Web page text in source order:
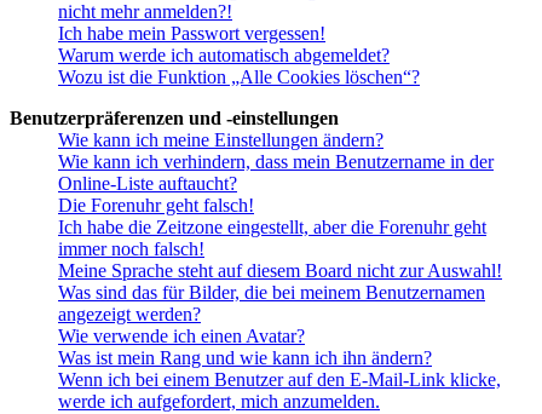
nicht mehr anmelden?!
Ich habe mein Passwort vergessen!
Warum werde ich automatisch abgemeldet?
Wozu ist die Funktion „Alle Cookies löschen“?
Benutzerpräferenzen und -einstellungen
Wie kann ich meine Einstellungen ändern?
Wie kann ich verhindern, dass mein Benutzername in der
Online-Liste auftaucht?
Die Forenuhr geht falsch!
Ich habe die Zeitzone eingestellt, aber die Forenuhr geht
immer noch falsch!
Meine Sprache steht auf diesem Board nicht zur Auswahl!
Was sind das für Bilder, die bei meinem Benutzernamen
angezeigt werden?
Wie verwende ich einen Avatar?
Was ist mein Rang und wie kann ich ihn ändern?
Wenn ich bei einem Benutzer auf den E-Mail-Link klicke,
werde ich aufgefordert, mich anzumelden.